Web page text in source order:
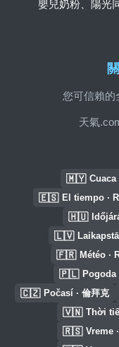
您可信賴的
天氣
嬰兒奶粉、陽光
🇲🇾 Cuaca
🇪🇸 El tiempo ·
🇭🇺
🇱🇻
🇫🇷 Météo ·
🇵🇱 Pogoda
🇨🇿 Počasí · 倫拜克
🇻🇳 Thời
🇷🇸 Vreme